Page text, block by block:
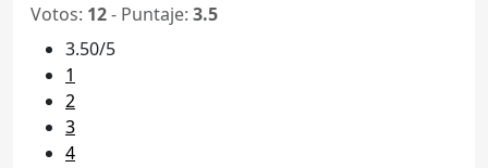
Votos: 12- Puntaje: 3.5
3.50/5
1
2
3
4